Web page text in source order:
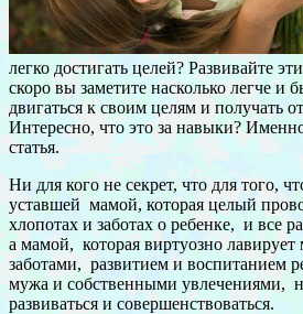
легко достигать целей? Развивайте
скоро вы заметите насколько легче и
двигаться к своим целям и получать
Интересно, что это за навыки?
статья.
Ни для кого не секрет, что для того,
уставшей мамой, которая целый
хлопотах и заботах о ребенке, и все
а мамой, которая виртуозно
заботами, развитием и воспитанием
мужа и собственными увлечениями,
развиваться и совершенствоваться.